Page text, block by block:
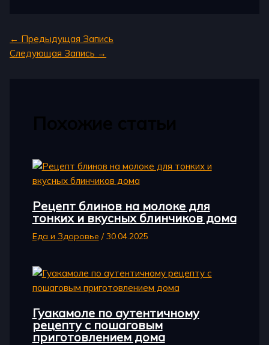
← Предыдущая Запись
Следующая Запись →
Рецепт блинов на молоке для
тонких и вкусных блинчиков дома
Еда и Здоровье /30.04.2025
Гуакамоле по аутентичному
рецепту с пошаговым
приготовлением дома